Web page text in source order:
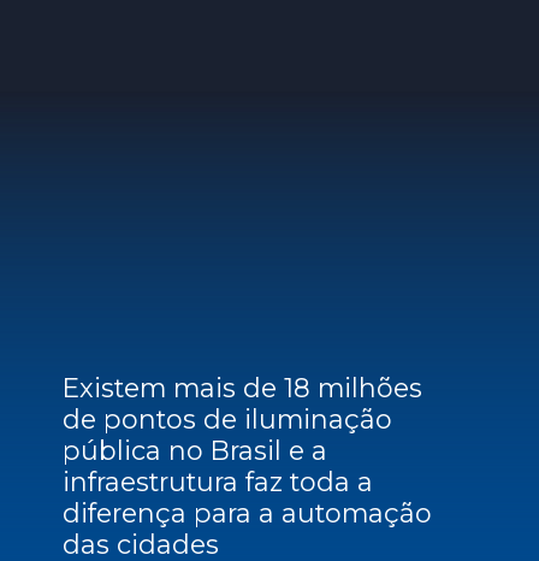
Existem mais de 18 milhões
de pontos de iluminação
pública no Brasil e a
infraestrutura faz toda a
diferença para a automação
das cidades